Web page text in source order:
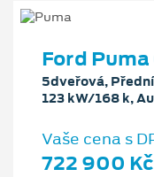
Ford
5dveřová,
123 kW/168 k,
Vaše cena s
722 900 Kč